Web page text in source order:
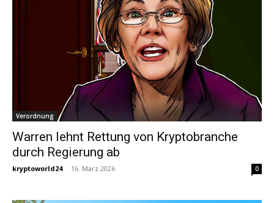
Verordnung
Warren lehnt Rettung von Kryptobranche
durch Regierung ab
kryptoworld24 - 16. März 2026 0